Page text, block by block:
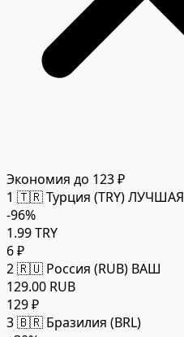
Экономия до 123 ₽
1 🇹🇷 Турция (TRY)ЛУЧШАЯ
-96%
1.99 TRY
6 ₽
2🇷🇺 Россия (RUB) ВАШ
129.00 RUB
129 ₽
3🇧🇷 Бразилия (BRL)